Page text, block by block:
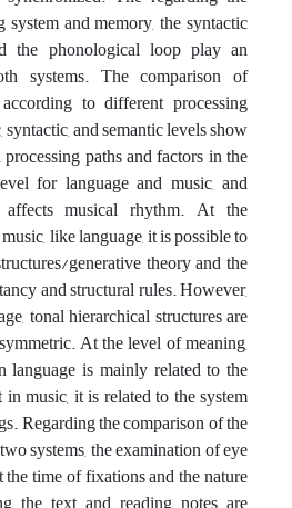
and memory, the syntactic
the phonological loop play an
systems. The comparison of
to different processing
and semantic levels show
paths and factors in the
for language and music, and
musical rhythm. At the
like language, it is possible to
generative theory and the
and structural rules. However,
tonal hierarchical structures are
At the level of meaning,
language is mainly related to the
music, it is related to the system
Regarding the comparison of the
systems, the examination of eye
time of fixations and the nature